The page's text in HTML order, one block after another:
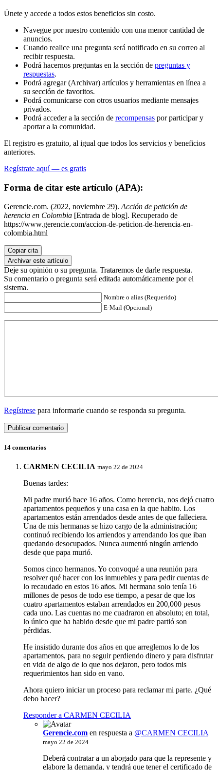
Únete y accede a todos estos beneficios sin costo.
Navegue por nuestro contenido con una menor cantidad de
anuncios.
Cuando realice una pregunta será notificado en su correo al
recibir respuesta.
Podrá hacernos preguntas en la sección de preguntas y
respuestas.
Podrá agregar (Archivar) artículos y herramientas en línea a
su sección de favoritos.
Podrá comunicarse con otros usuarios mediante mensajes
privados.
Podrá acceder a la sección de recompensas por participar y
aportar a la comunidad.
El registro es gratuito, al igual que todos los servicios y beneficios
anteriores.
Regístrate aquí — es gratis
Forma de citar este artículo (APA):
Gerencie.com. (2022, noviembre 29). Acción de petición de
herencia en Colombia [Entrada de blog]. Recuperado de
https://www.gerencie.com/accion-de-peticion-de-herencia-en-
colombia.html
Copiar cita
Archivar este artículo
Deje su opinión o su pregunta. Trataremos de darle respuesta.
Su comentario o pregunta será editada automáticamente por el
sistema.
Nombre o alias (Requerido)
E-Mail (Opcional)
Regístrese para informarle cuando se responda su pregunta.
14 comentarios
CARMEN CECILIA mayo 22 de 2024
Buenas tardes:
Mi padre murió hace 16 años. Como herencia, nos dejó cuatro
apartamentos pequeños y una casa en la que habito. Los
apartamentos están arrendados desde antes de que falleciera.
Una de mis hermanas se hizo cargo de la administración;
continuó recibiendo los arriendos y arrendando los que iban
quedando desocupados. Nunca aumentó ningún arriendo
desde que papa murió.
Somos cinco hermanos. Yo convoqué a una reunión para
resolver qué hacer con los inmuebles y para pedir cuentas de
lo recaudado en estos 16 años. Mi hermana solo tenía 16
millones de pesos de todo ese tiempo, a pesar de que los
cuatro apartamentos estaban arrendados en 200,000 pesos
cada uno. Las cuentas no me cuadraron en absoluto; en total,
lo único que ha habido desde que mi padre partió son
pérdidas.
He insistido durante dos años en que arreglemos lo de los
apartamentos, para no seguir perdiendo dinero y para disfrutar
en vida de algo de lo que nos dejaron, pero todos mis
requerimientos han sido en vano.
Ahora quiero iniciar un proceso para reclamar mi parte. ¿Qué
debo hacer?
Responder a CARMEN CECILIA
Gerencie.com en respuesta a @CARMEN CECILIA
mayo 22 de 2024
Deberá contratar a un abogado para que la represente y
elabore la demanda, y tendrá que tener el certificado de